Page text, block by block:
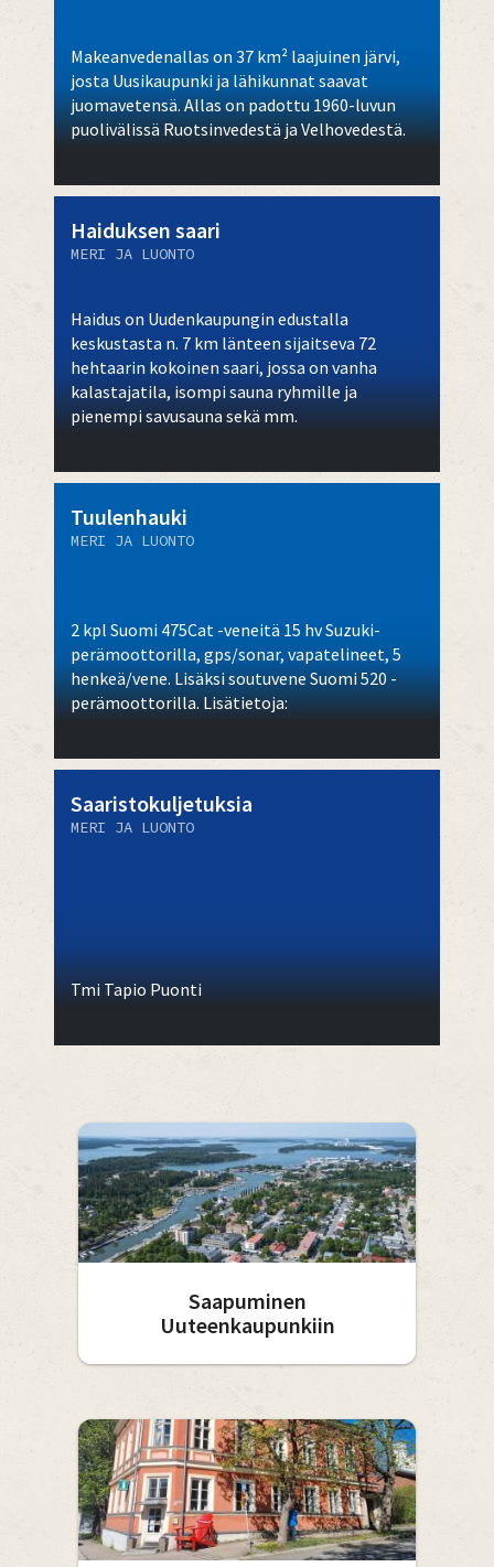
Makeanvedenallas on 37 km² laajuinen järvi,
josta Uusikaupunki ja lähikunnat saavat
juomavetensä. Allas on padottu 1960-luvun
puolivälissä Ruotsinvedestä ja Velhovedestä.
Haiduksen saari
MERI JA LUONTO
Haidus on Uudenkaupungin edustalla
keskustasta n. 7 km länteen sijaitseva 72
hehtaarin kokoinen saari, jossa on vanha
kalastajatila, isompi sauna ryhmille ja
pienempi savusauna sekä mm.
Tuulenhauki
MERI JA LUONTO
2 kpl Suomi 475Cat -veneitä 15 hv Suzuki-
perämoottorilla, gps/sonar, vapatelineet, 5
henkeä/vene. Lisäksi soutuvene Suomi 520 -
perämoottorilla. Lisätietoja:
Saaristokuljetuksia
MERI JA LUONTO
Tmi Tapio Puonti
Saapuminen
Uuteenkaupunkiin